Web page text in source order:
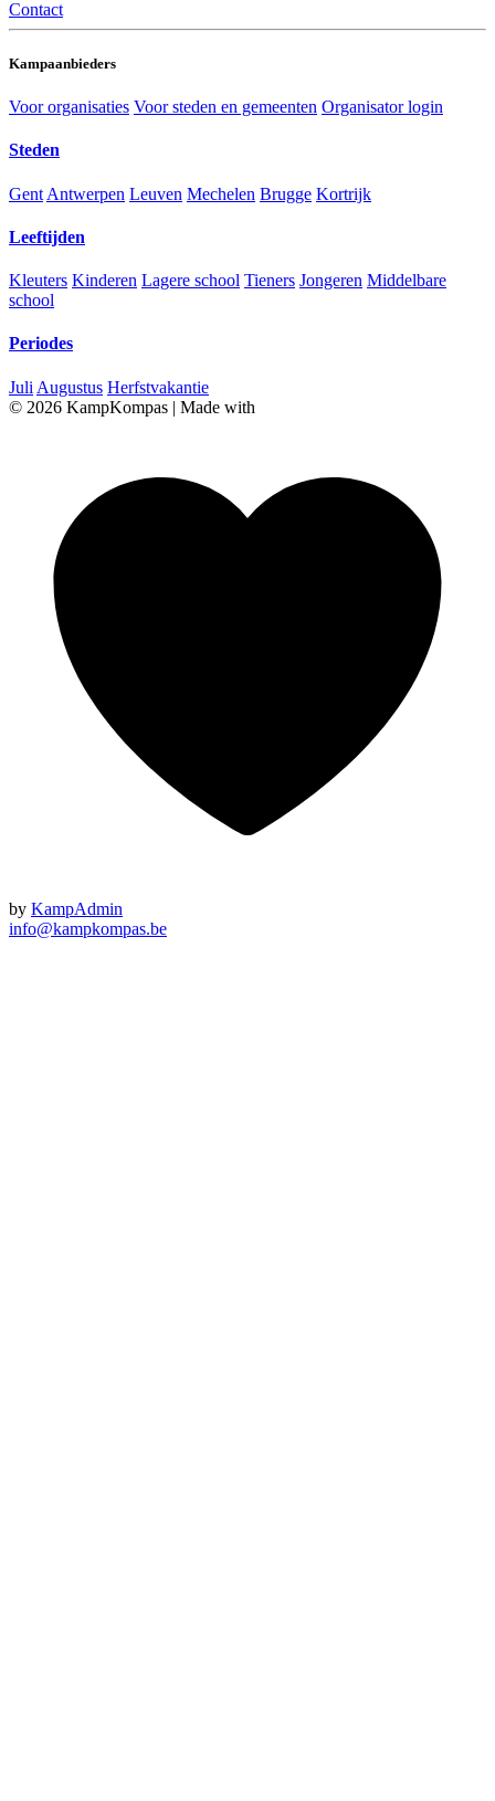
Contact
Kampaanbieders
Voor organisaties Voor steden en gemeenten Organisator login
Steden
Gent Antwerpen Leuven Mechelen Brugge Kortrijk
Leeftijden
Kleuters Kinderen Lagere school Tieners Jongeren Middelbare
school
Periodes
Juli Augustus Herfstvakantie
© 2026 KampKompas | Made with
by KampAdmin
info@kampkompas.be